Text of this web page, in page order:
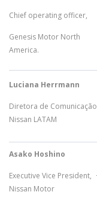
Chief operating officer,
Genesis Motor North
America.
Luciana Herrmann
Diretora de Comunicação
Nissan LATAM
Asako Hoshino
Executive Vice President,
Nissan Motor